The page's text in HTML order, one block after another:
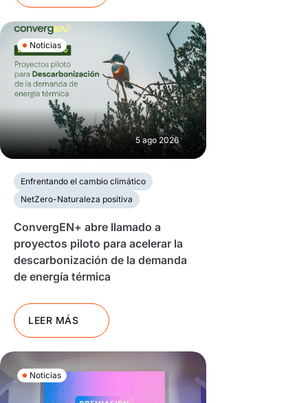
Noticias
5 ago 2026
Enfrentando el cambio climático
NetZero-Naturaleza positiva
ConvergEN+ abre llamado a
proyectos piloto para acelerar la
descarbonización de la demanda
de energía térmica
LEER MÁS
Noticias